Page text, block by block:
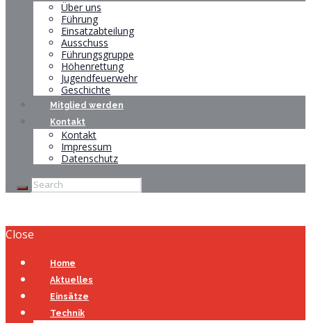
Über uns
Führung
Einsatzabteilung
Ausschuss
Führungsgruppe
Höhenrettung
Jugendfeuerwehr
Geschichte
Mitglied werden
Kontakt
Kontakt
Impressum
Datenschutz
Close
Home
Aktuelles
Einsätze
Technik